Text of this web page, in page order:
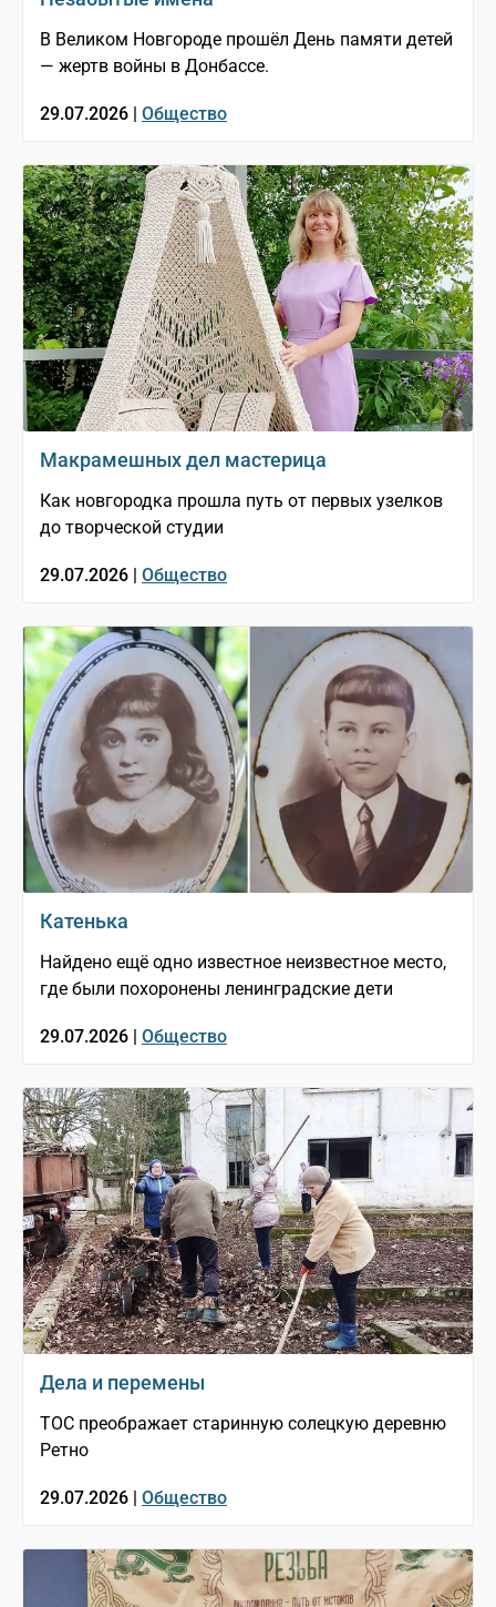
В Великом Новгороде прошёл День памяти детей
— жертв войны в Донбассе.
29.07.2026 | Общество
Макрамешных дел мастерица
Как новгородка прошла путь от первых узелков
до творческой студии
29.07.2026 | Общество
Катенька
Найдено ещё одно известное неизвестное место,
где были похоронены ленинградские дети
29.07.2026 | Общество
Дела и перемены
ТОС преображает старинную солецкую деревню
Ретно
29.07.2026 | Общество